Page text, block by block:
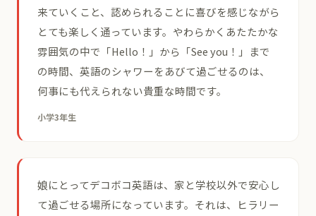
来ていくこと、認められることに喜びを感じながら
とても楽しく通っています。やわらかくあたたかな
雰囲気の中で「Hello！」から「See you！」まで
の時間、英語のシャワーをあびて過ごせるのは、
何事にも代えられない貴重な時間です。
小学3年生
娘にとってデコボコ英語は、家と学校以外で安心し
て過ごせる場所になっています。それは、ヒラリー